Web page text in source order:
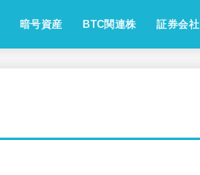
暗号資産 BTC関連株 証券会社